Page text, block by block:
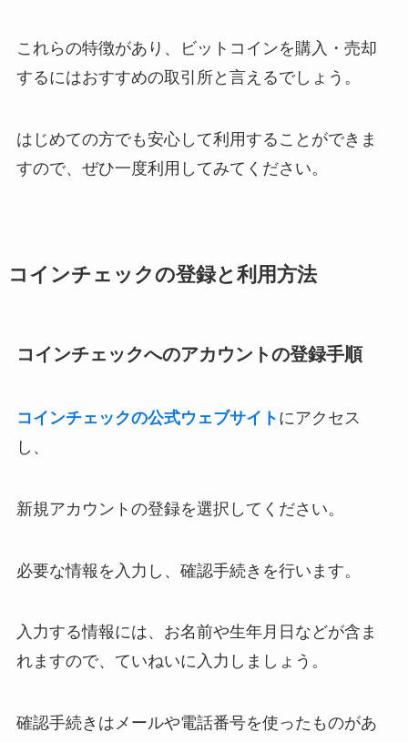
これらの特徴があり、ビットコインを購入・売却
するにはおすすめの取引所と言えるでしょう。
はじめての方でも安心して利用することができま
すので、ぜひ一度利用してみてください。
コインチェックの登録と利用方法
コインチェックへのアカウントの登録手順
コインチェックの公式ウェブサイト にアクセス
し、
新規アカウントの登録を選択してください。
必要な情報を入力し、確認手続きを行います。
入力する情報には、お名前や生年月日などが含ま
れますので、ていねいに入力しましょう。
確認手続きはメールや電話番号を使ったものがあ